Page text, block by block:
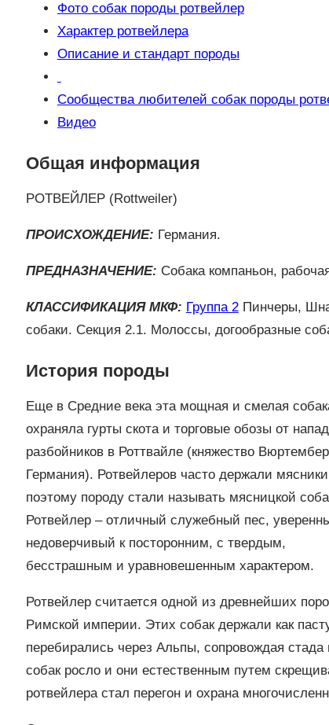
Фото собак породы ротвейлер
Характер ротвейлера
Описание и стандарт породы
Сообщества любителей собак породы
Видео
Общая информация
РОТВЕЙЛЕР (Rottweiler)
ПРОИСХОЖДЕНИЕ: Германия.
ПРЕДНАЗНАЧЕНИЕ: Собака компаньон,
КЛАССИФИКАЦИЯ МКФ: Группа 2Пинчеры,
собаки. Секция 2.1. Молоссы, догообразные
История породы
Еще в Средние века эта мощная и смелая
охраняла гурты скота и торговые обозы от
разбойников в Роттвайле (княжество
Германия). Ротвейлеров часто держали
поэтому породу стали называть мясницкой
Ротвейлер – отличный служебный пес,
недоверчивый к посторонним, с твердым,
бесстрашным и уравновешенным характером.
Ротвейлер считается одной из древнейших
Римской империи. Этих собак держали как
перебирались через Альпы, сопровождая
собак росло и они естественным путем
ротвейлера стал перегон и охрана